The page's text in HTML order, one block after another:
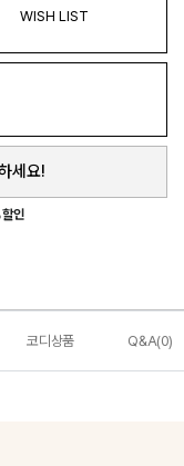
WISH LIST
세요!
인
코디상품 Q&A(0)